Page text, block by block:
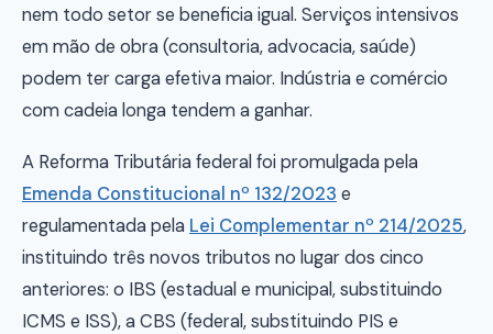
nem todo setor se beneficia igual. Serviços intensivos
em mão de obra (consultoria, advocacia, saúde)
podem ter carga efetiva maior. Indústria e comércio
com cadeia longa tendem a ganhar.
A Reforma Tributária federal foi promulgada pela
Emenda Constitucional nº 132/2023 e
regulamentada pela Lei Complementar nº 214/2025,
instituindo três novos tributos no lugar dos cinco
anteriores: o IBS (estadual e municipal, substituindo
ICMS e ISS), a CBS (federal, substituindo PIS e